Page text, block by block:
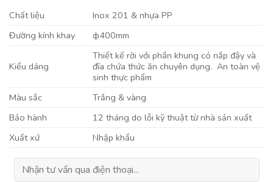
Chất liệu
Inox 201 & nhựa PP
Đường kính khay
ф400mm
Kiểu dáng
Thiết kế rời với phần khung có nắp đậy và
đĩa chứa thức ăn chuyên dụng. An toàn vệ
sinh thực phẩm
Màu sắc
Trắng & vàng
Bảo hành
12 tháng do lỗi kỹ thuật từ nhà sản xuất
Xuất xứ
Nhập khẩu